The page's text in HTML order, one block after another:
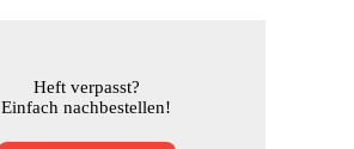
Heft verpasst?
Einfach nachbestellen!